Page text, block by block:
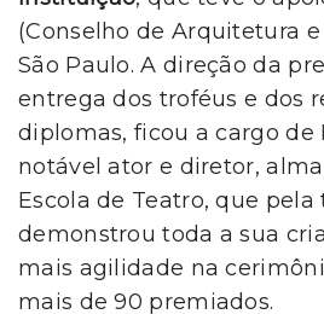
(Conselho de Arquitetura
São Paulo. A direção da
entrega dos troféus e dos
diplomas, ficou a cargo de
notável ator e diretor,
Escola de Teatro, que pela
demonstrou toda a sua
mais agilidade na
mais de 90 premiados.